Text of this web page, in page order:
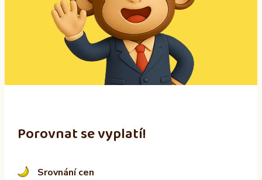
:
Porovnat se vyplatí!
Srovnání cen